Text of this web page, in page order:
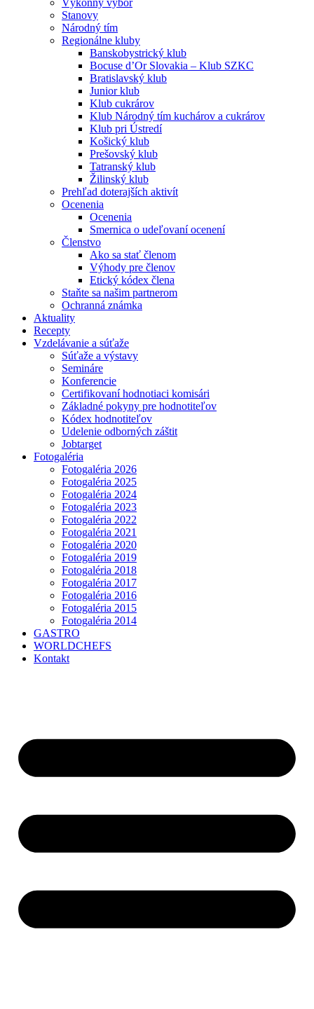
Výkonný výbor
Stanovy
Národný tím
Regionálne kluby
Banskobystrický klub
Bocuse d’Or Slovakia – Klub SZKC
Bratislavský klub
Junior klub
Klub cukrárov
Klub Národný tím kuchárov a cukrárov
Klub pri Ústredí
Košický klub
Prešovský klub
Tatranský klub
Žilinský klub
Prehľad doterajších aktivít
Ocenenia
Ocenenia
Smernica o udeľovaní ocenení
Členstvo
Ako sa stať členom
Výhody pre členov
Etický kódex člena
Staňte sa našim partnerom
Ochranná známka
Aktuality
Recepty
Vzdelávanie a súťaže
Súťaže a výstavy
Semináre
Konferencie
Certifikovaní hodnotiaci komisári
Základné pokyny pre hodnotiteľov
Kódex hodnotiteľov
Udelenie odborných záštit
Jobtarget
Fotogaléria
Fotogaléria 2026
Fotogaléria 2025
Fotogaléria 2024
Fotogaléria 2023
Fotogaléria 2022
Fotogaléria 2021
Fotogaléria 2020
Fotogaléria 2019
Fotogaléria 2018
Fotogaléria 2017
Fotogaléria 2016
Fotogaléria 2015
Fotogaléria 2014
GASTRO
WORLDCHEFS
Kontakt